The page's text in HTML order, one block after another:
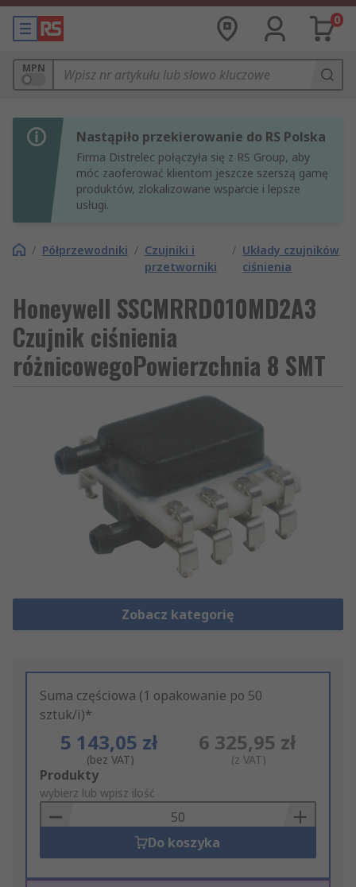
0
MPN
Nastąpiło przekierowanie do RS Polska
Firma Distrelec połączyła się z RS Group, aby
móc zaoferować klientom jeszcze szerszą gamę
produktów, zlokalizowane wsparcie i lepsze
usługi.
/ Półprzewodniki / Czujniki i
przetworniki
/ Układy czujników
ciśnienia
Honeywell SSCMRRD010MD2A3
Czujnik ciśnienia
różnicowegoPowierzchnia 8 SMT
Zobacz kategorię
Suma częściowa (1 opakowanie po 50
sztuk/i)*
5 143,05 zł
(bez VAT)
6 325,95 zł
(z VAT)
Add
to
Basket
Produkty
wybierz lub wpisz ilość
Do koszyka